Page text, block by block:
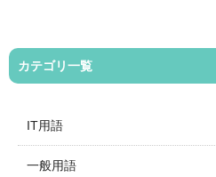
カテゴリ一覧
IT用語
一般用語